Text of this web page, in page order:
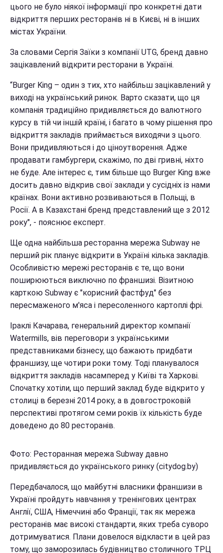
цього не було ніякої інформації про конкретні дати
відкриття перших ресторанів ні в Києві, ні в інших
містах України.
За словами Сергія Заїки з компанії UTG, бренд давно
зацікавлений відкрити ресторани в Україні.
“Burger King – один з тих, хто найбільш зацікавлений у
виході на український ринок. Варто сказати, що ця
компанія традиційно придивляється до валютного
курсу в тій чи іншій країні, і багато в чому рішення про
відкриття закладів приймається виходячи з цього.
Вони придивляються і до ціноутворення. Адже
продавати гамбургери, скажімо, по дві гривні, ніхто
не буде. Але інтерес є, тим більше що Burger King вже
досить давно відкрив свої заклади у сусідніх із нами
країнах. Вони активно розвиваються в Польщі, в
Росії. А в Казахстані бренд представлений ще з 2012
року", - пояснює експерт.
Ще одна найбільша ресторанна мережа Subway не
перший рік планує відкрити в Україні кілька закладів.
Особливістю мережі ресторанів є те, що вони
поширюються виключно по франшизі. Візитною
карткою Subway є "корисний фастфуд" без
пересмаженого м'яса і пересоленного картоплі фрі.
Іраклі Качарава, генеральний директор компанії
Watermills, вів переговори з українськими
представниками бізнесу, що бажають придбати
франшизу, ще чотири роки тому. Тоді планувалося
відкриття закладів насамперед у Київі та Харкові.
Спочатку хотіли, що перший заклад буде відкрито у
столиці в березні 2014 року, а в довгостроковій
перспективі протягом семи років їх кількість буде
доведено до 80 ресторанів.
Фото: Ресторанная мережа Subway давно
придивляється до українського ринку (citydog.by)
Передбачалося, що майбутні власники франшизи в
Україні пройдуть навчання у тренінгових центрах
Англії, США, Німеччині або Франції, так як мережа
ресторанів має високі стандарти, яких треба суворо
дотримуватися. Плани довелося відкласти в цей раз
тому, що заморозилась будівництво столичного ТРЦ